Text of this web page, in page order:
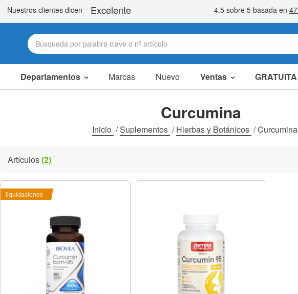
Departamentos Marcas Nuevo Ventas GRATUITA
Artículos en oferta
Liquidaciones
Curcumina
Inicio /Suplementos /Hierbas y Botánicos /Curcumina
Artículos(2)
liquidaciones